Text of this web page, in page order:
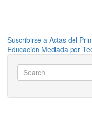
Suscribirse a Actas del
Educación Mediada por
Search
Search